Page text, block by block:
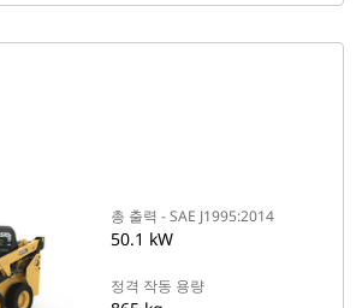
총 출력 - SAE J1995:2014
50.1 kW
정격 작동 용량